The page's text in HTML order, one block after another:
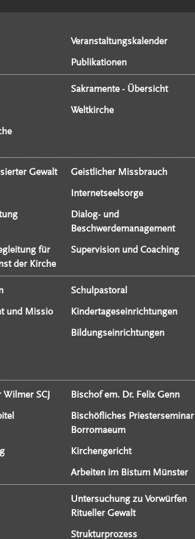
Veranstaltungskalender
Publikationen
Sakramente - Übersicht
Weltkirche
Gewalt
Geistlicher Missbrauch
Internetseelsorge
Dialog- und
Beschwerdemanagement
für
der Kirche
Supervision und Coaching
Schulpastoral
und Missio
Kindertageseinrichtungen
Bildungseinrichtungen
SCJ
Bischof em. Dr. Felix Genn
Bischöfliches Priesterseminar
Borromaeum
Kirchengericht
Arbeiten im Bistum Münster
Untersuchung zu Vorwürfen
Ritueller Gewalt
Strukturprozess